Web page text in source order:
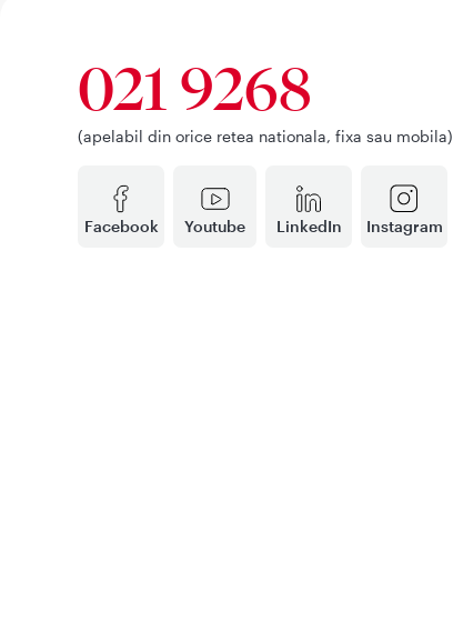
Facebook Youtube LinkedIn Instagram
021 9268
(apelabil din orice retea nationala, fixa sau mobila)